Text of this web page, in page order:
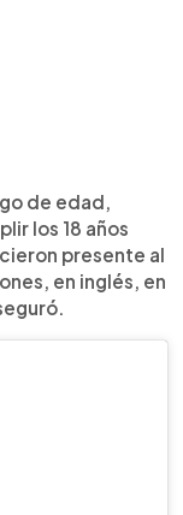
de edad,
los 18 años
presente al
en inglés, en